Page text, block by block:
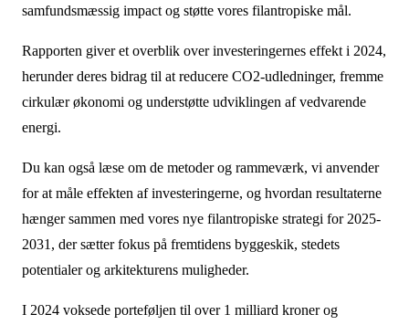
samfundsmæssig impact og støtte vores filantropiske mål.
Rapporten giver et overblik over investeringernes effekt i 2024,
herunder deres bidrag til at reducere CO2-udledninger, fremme
cirkulær økonomi og understøtte udviklingen af vedvarende
energi.
Du kan også læse om de metoder og rammeværk, vi anvender
for at måle effekten af investeringerne, og hvordan resultaterne
hænger sammen med vores nye filantropiske strategi for 2025-
2031, der sætter fokus på fremtidens byggeskik, stedets
potentialer og arkitekturens muligheder.
I 2024 voksede porteføljen til over 1 milliard kroner og